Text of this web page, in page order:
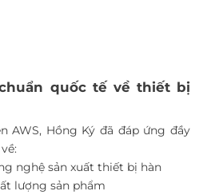
quốc tế về thiết bị
AWS, Hồng Ký đã đáp ứng đầy
nghệ sản xuất thiết bị hàn
lượng sản phẩm